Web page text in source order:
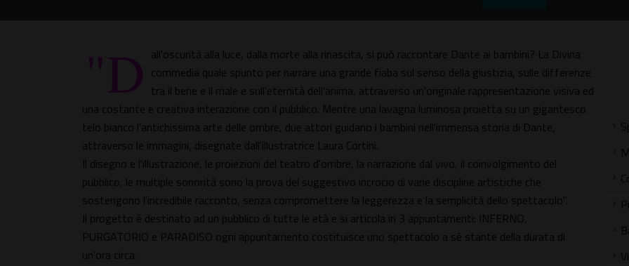
"D all'oscurità alla luce, dalla morte alla rinascita, si può raccontare Dante ai bambini? La Divina
commedia quale spunto per narrare una grande fiaba sul senso della giustizia, sulle differenze
tra il bene e il male e sull'eternità dell'anima, attraverso un'originale rappresentazione visiva ed
una costante e creativa interazione con il pubblico. Mentre una lavagna luminosa proietta su un gigantesco
telo bianco l'antichissima arte delle ombre, due attori guidano i bambini nell'immensa storia di Dante,
attraverso le immagini, disegnate dall'illustratrice Laura Cortini.
Il disegno e l'illustrazione, le proiezioni del teatro d'ombre, la narrazione dal vivo, il coinvolgimento del
pubblico, le multiple sonorità sono la prova del suggestivo incrocio di varie discipline artistiche che
sostengono l'incredibile racconto, senza compromettere la leggerezza e la semplicità dello spettacolo".
Il progetto è destinato ad un pubblico di tutte le età e si articola in 3 appuntamenti: INFERNO,
PURGATORIO e PARADISO ogni appuntamento costituisce uno spettacolo a sé stante della durata di
un'ora circa.